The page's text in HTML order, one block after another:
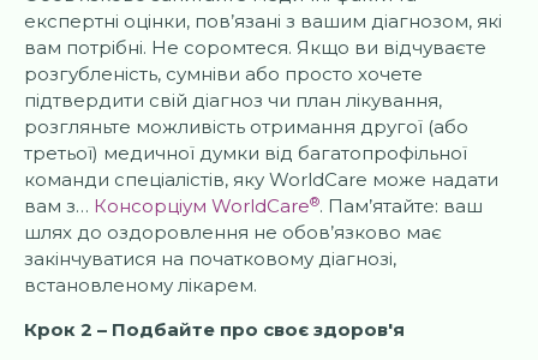
експертні оцінки, пов’язані з вашим діагнозом, які
вам потрібні. Не соромтеся. Якщо ви відчуваєте
розгубленість, сумніви або просто хочете
підтвердити свій діагноз чи план лікування,
розгляньте можливість отримання другої (або
третьої) медичної думки від багатопрофільної
команди спеціалістів, яку WorldCare може надати
вам з… Консорціум WorldCare®. Пам’ятайте: ваш
шлях до оздоровлення не обов’язково має
закінчуватися на початковому діагнозі,
встановленому лікарем.
Крок 2 – Подбайте про своє здоров'я